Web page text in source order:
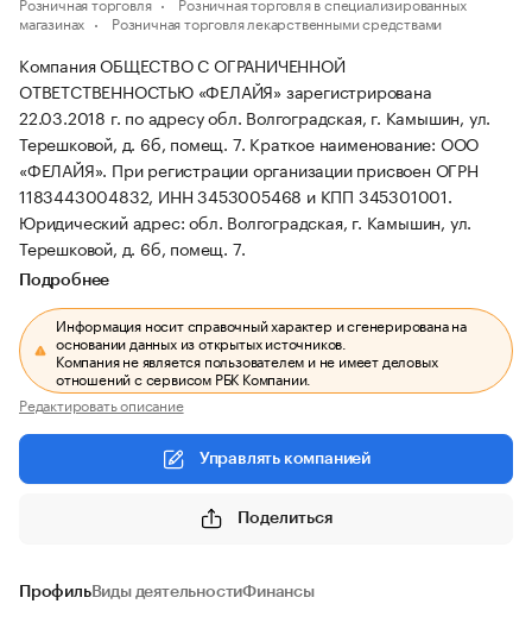
магазинах
Розничная торговля лекарственными средствами
Компания ОБЩЕСТВО С ОГРАНИЧЕННОЙ
ОТВЕТСТВЕННОСТЬЮ «ФЕЛАЙЯ» зарегистрирована
22.03.2018 г. по адресу обл. Волгоградская, г. Камышин, ул.
Терешковой, д. 6б, помещ. 7. Краткое наименование: ООО
«ФЕЛАЙЯ». При регистрации организации присвоен ОГРН
1183443004832, ИНН 3453005468 и КПП 345301001.
Юридический адрес: обл. Волгоградская, г. Камышин, ул.
Терешковой, д. 6б, помещ. 7.
Подробнее
Информация носит справочный характер и сгенерирована на
основании данных из открытых источников.
Компания не является пользователем и не имеет деловых
отношений с сервисом РБК Компании.
Редактировать описание
Управлять компанией
Поделиться
ПрофильВиды деятельностиФинансы